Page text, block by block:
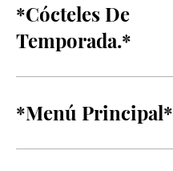
*Cócteles De
Temporada.*
*Menú Principal*